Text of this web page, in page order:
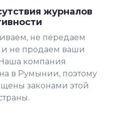
журналов
не передаем
не продаем ваши
компания
в Румынии, поэтому
законами этой